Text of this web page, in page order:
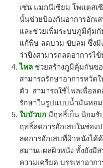
เช่น แมกนีเซียม โพแตสเ
นั้นช่วยป้องกันอาการอักเ
และช่วยเพิ่มระบบภูมิคุ้มกั
แก้พิษ ลดบวม ขับลม ซึ่ง
ว่าขิงสามารถลดอาการไ
ไพล ช่วยสร้างภูมิคุ้มกันข
สามารถรักษาอาการหวัด
ตัว สามารถใช้ไพลเพื่อล
รักษาในรูปแบบน้ำมันหอม
ใบบัวบก มีฤทธิ์เย็น นิยมรั
ฤทธิ์ลดการอักเสบในช่อง
ลดการอักเสบที่ผิวหนังได้
สมานแผลผิวหนัง ทั้งยังมี
ความเครียด บรรเทาอาก